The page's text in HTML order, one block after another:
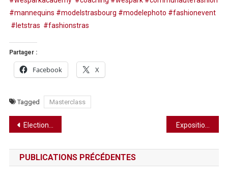
#mannequins #modelstrasbourg #modelephoto #fashionevent
#letstras #fashionstras
Partager :
Facebook X
Tagged Masterclass
Navigation
de
l’article
Election de Miss Excellence Alsace 2023 Exposition Histoires d’objets, au coeur d’une démarche photographique – La Trézorerie
PUBLICATIONS PRÉCÉDENTES